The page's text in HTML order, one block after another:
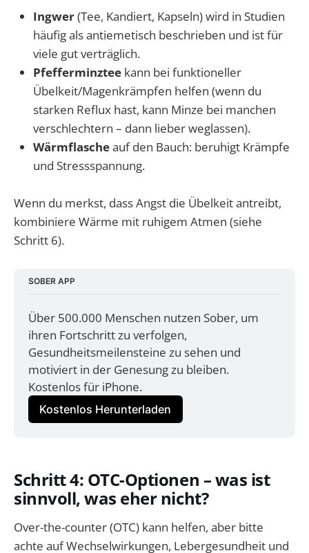
Ingwer(Tee, Kandiert, Kapseln) wird in Studien
häufig als antiemetisch beschrieben und ist für
viele gut verträglich.
Pfefferminztee kann bei funktioneller
Übelkeit/Magenkrämpfen helfen (wenn du
starken Reflux hast, kann Minze bei manchen
verschlechtern – dann lieber weglassen).
Wärmflascheauf den Bauch: beruhigt Krämpfe
und Stressspannung.
Wenn du merkst, dass Angst die Übelkeit antreibt,
kombiniere Wärme mit ruhigem Atmen (siehe
Schritt 6).
SOBER APP
Über 500.000 Menschen nutzen Sober, um
ihren Fortschritt zu verfolgen,
Gesundheitsmeilensteine zu sehen und
motiviert in der Genesung zu bleiben.
Kostenlos für iPhone.
Kostenlos Herunterladen
Schritt 4: OTC-Optionen – was ist
sinnvoll, was eher nicht?
Over-the-counter (OTC) kann helfen, aber bitte
achte auf Wechselwirkungen, Lebergesundheit und